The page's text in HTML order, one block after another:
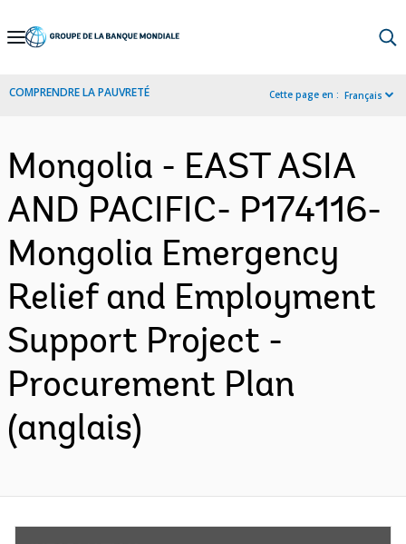
Skip
Navigation
COMPRENDRE LA PAUVRETÉ Cette page en : Français
Mongolia - EAST ASIA
AND PACIFIC- P174116-
Mongolia Emergency
Relief and Employment
Support Project -
Procurement Plan
(anglais)